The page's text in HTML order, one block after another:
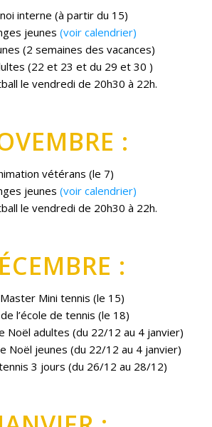
interne (à partir du 15)
jeunes (voir calendrier)
(2 semaines des vacances)
(22 et 23 et du 29 et 30 )
le vendredi de 20h30 à 22h.
:
vétérans (le 7)
jeunes (voir calendrier)
le vendredi de 20h30 à 22h.
:
Mini tennis (le 15)
l’école de tennis (le 18)
Noël adultes (du 22/12 au 4 janvier)
Noël jeunes (du 22/12 au 4 janvier)
3 jours (du 26/12 au 28/12)